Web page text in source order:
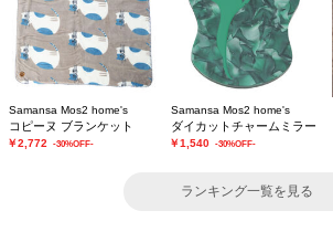
Samansa Mos2 home's
コピーヌ ブランケット
￥2,772 -30%OFF-
Samansa Mos2 home's
ダイカットチャームミラー
￥1,540 -30%OFF-
ランキング一覧を見る